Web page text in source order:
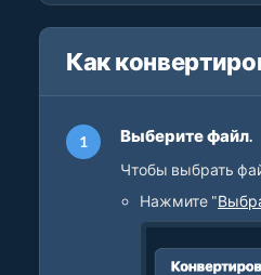
Как
Выберите файл.
Чтобы выбрать
Нажмите "